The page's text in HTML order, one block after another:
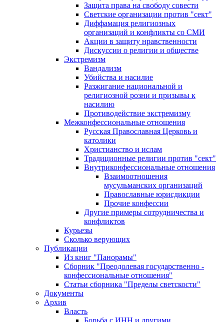
Защита права на свободу совести
Светские организации против "сект"
Диффамация религиозных
организаций и конфликты со СМИ
Акции в защиту нравственности
Дискуссии о религии и обществе
Экстремизм
Вандализм
Убийства и насилие
Разжигание национальной и
религиозной розни и призывы к
насилию
Противодействие экстремизму
Межконфессиональные отношения
Русская Православная Церковь и
католики
Христианство и ислам
Традиционные религии против "сект"
Внутриконфессиональные отношения
Взаимоотношения
мусульманских организаций
Православные юрисдикции
Прочие конфессии
Другие примеры сотрудничества и
конфликтов
Курьезы
Сколько верующих
Публикации
Из книг "Панорамы"
Сборник "Преодолевая государственно -
конфессиональные отношения"
Статьи сборника "Пределы светскости"
Документы
Архив
Власть
Борьба с ИНН и другими